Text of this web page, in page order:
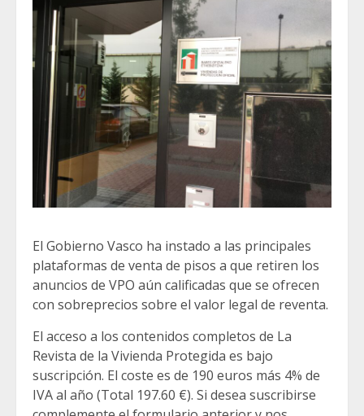
El Gobierno Vasco ha instado a las principales
plataformas de venta de pisos a que retiren los
anuncios de VPO aún calificadas que se ofrecen
con sobreprecios sobre el valor legal de reventa.
El acceso a los contenidos completos de La
Revista de la Vivienda Protegida es bajo
suscripción. El coste es de 190 euros más 4% de
IVA al año (Total 197.60 €). Si desea suscribirse